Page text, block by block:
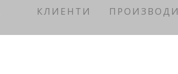
КЛИЕНТИ ПРОИЗВОДИ